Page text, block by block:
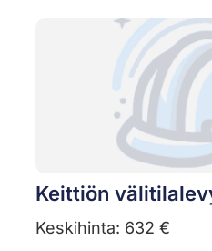
Keittiön
Keskihinta: 632 €